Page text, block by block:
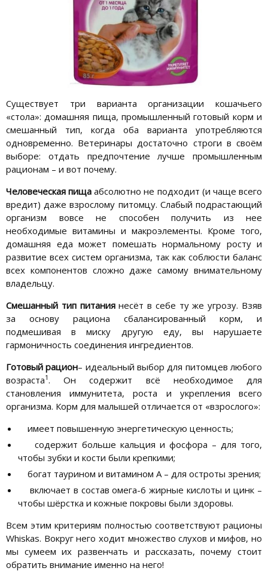
Существует три варианта организации кошачьего
«стола»: домашняя пища, промышленный готовый корм и
смешанный тип, когда оба варианта употребляются
одновременно. Ветеринары достаточно строги в своём
выборе: отдать предпочтение лучше промышленным
рационам – и вот почему.
Человеческая пищаабсолютно не подходит (и чаще всего
вредит) даже взрослому питомцу. Слабый подрастающий
организм вовсе не способен получить из нее
необходимые витамины и макроэлементы. Кроме того,
домашняя еда может помешать нормальному росту и
развитие всех систем организма, так как соблюсти баланс
всех компонентов сложно даже самому внимательному
владельцу.
Смешанный тип питаниянесёт в себе ту же угрозу. Взяв
за основу рациона сбалансированный корм, и
подмешивая в миску другую еду, вы нарушаете
гармоничность соединения ингредиентов.
Готовый рацион– идеальный выбор для питомцев любого
возраста1. Он содержит всё необходимое для
становления иммунитета, роста и укрепления всего
организма. Корм для малышей отличается от «взрослого»:
имеет повышенную энергетическую ценность;
содержит больше кальция и фосфора – для того,
чтобы зубки и кости были крепкими;
богат таурином и витамином А – для остроты зрения;
включает в состав омега-6 жирные кислоты и цинк –
чтобы шёрстка и кожные покровы были здоровы.
Всем этим критериям полностью соответствуют рационы
Whiskas. Вокруг него ходит множество слухов и мифов, но
мы сумеем их развенчать и рассказать, почему стоит
обратить внимание именно на него!